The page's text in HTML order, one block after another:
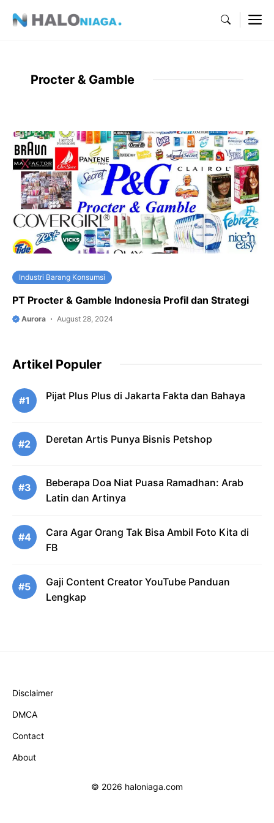
Procter & Gamble
Industri Barang Konsumsi
PT Procter & Gamble Indonesia Profil dan Strategi
Aurora August 28, 2024
Artikel Populer
#1 Pijat Plus Plus di Jakarta Fakta dan Bahaya
#2 Deretan Artis Punya Bisnis Petshop
#3
Beberapa Doa Niat Puasa Ramadhan: Arab
Latin dan Artinya
#4
Cara Agar Orang Tak Bisa Ambil Foto Kita di
FB
#5
Gaji Content Creator YouTube Panduan
Lengkap
Disclaimer
DMCA
Contact
About
© 2026 haloniaga.com